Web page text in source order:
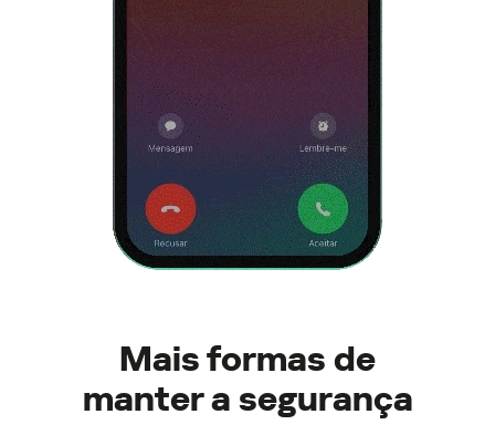
Mais formas de
manter a segurança